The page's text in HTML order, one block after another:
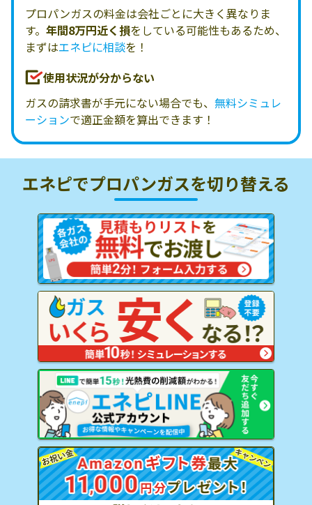
プロパンガスの料金は会社ごとに大きく異なりま
す。 年間8万円近く損をしている可能性もあるため、
まずはエネピに相談を！
使用状況が分からない
ガスの請求書が手元にない場合でも、 無料シミュレ
ーションで適正金額を算出できます！
エネピでプロパンガスを切り替える